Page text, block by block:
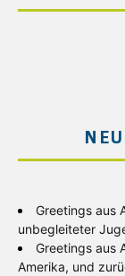
Greetings aus
unbegleiteter
Greetings aus
Amerika, und